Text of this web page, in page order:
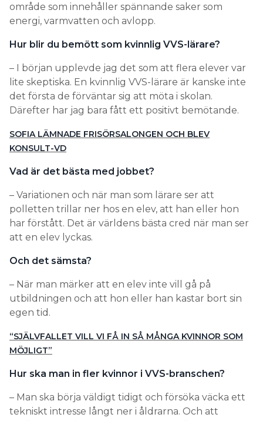
område som innehåller spännande saker som
energi, varmvatten och avlopp.
Hur blir du bemött som kvinnlig VVS-lärare?
– I början upplevde jag det som att flera elever var
lite skeptiska. En kvinnlig VVS-lärare är kanske inte
det första de förväntar sig att möta i skolan.
Därefter har jag bara fått ett positivt bemötande.
SOFIA LÄMNADE FRISÖRSALONGEN OCH BLEV
KONSULT-VD
Vad är det bästa med jobbet?
– Variationen och när man som lärare ser att
polletten trillar ner hos en elev, att han eller hon
har förstått. Det är världens bästa cred när man ser
att en elev lyckas.
Och det sämsta?
– När man märker att en elev inte vill gå på
utbildningen och att hon eller han kastar bort sin
egen tid.
“SJÄLVFALLET VILL VI FÅ IN SÅ MÅNGA KVINNOR SOM
MÖJLIGT”
Hur ska man in fler kvinnor i VVS-branschen?
– Man ska börja väldigt tidigt och försöka väcka ett
tekniskt intresse långt ner i åldrarna. Och att